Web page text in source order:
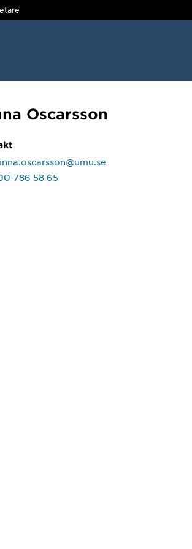
Oscarsson
786 58 65